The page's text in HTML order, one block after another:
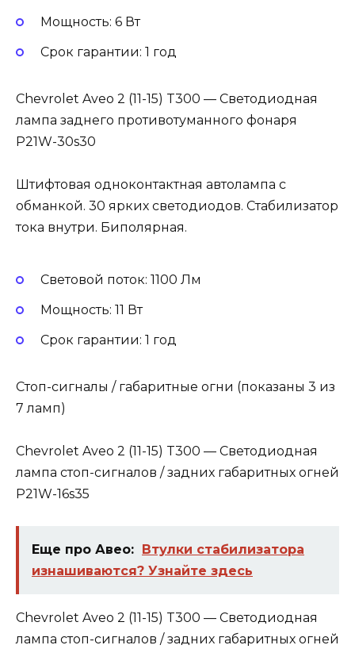
Мощность: 6 Вт
Cрок гарантии: 1 год
Chevrolet Aveo 2 (11-15) T300 — Светодиодная
лампа заднего противотуманного фонаря
P21W-30s30
Штифтовая одноконтактная автолампа с
обманкой. 30 ярких светодиодов. Стабилизатор
тока внутри. Биполярная.
Световой поток: 1100 Лм
Мощность: 11 Вт
Cрок гарантии: 1 год
Стоп-сигналы / габаритные огни (показаны 3 из
7 ламп)
Chevrolet Aveo 2 (11-15) T300 — Светодиодная
лампа стоп-сигналов / задних габаритных огней
P21W-16s35
Еще про Авео:
Втулки стабилизатора
изнашиваются? Узнайте здесь
Chevrolet Aveo 2 (11-15) T300 — Светодиодная
лампа стоп-сигналов / задних габаритных огней